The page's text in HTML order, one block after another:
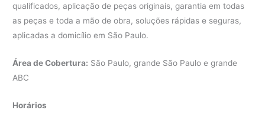
qualificados, aplicação de peças originais, garantia em todas
as peças e toda a mão de obra, soluções rápidas e seguras,
aplicadas a domicílio em São Paulo.
Área de Cobertura: São Paulo, grande São Paulo e grande
ABC
Horários